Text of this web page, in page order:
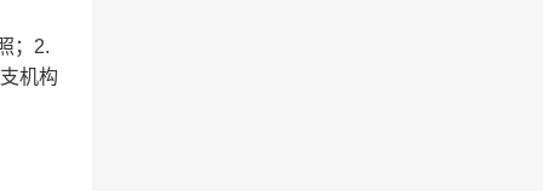
；2.
机构